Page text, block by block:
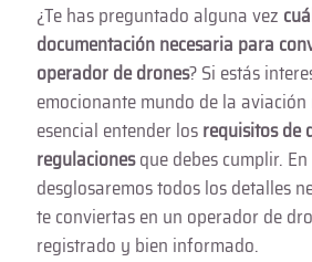
¿Te has preguntado alguna vez
documentación necesaria para
operador de drones? Si estás
emocionante mundo de la
esencial entender losrequisitos de
regulacionesque debes cumplir.
desglosaremos todos los detalles
te conviertas en un operador de
registrado y bien informado.